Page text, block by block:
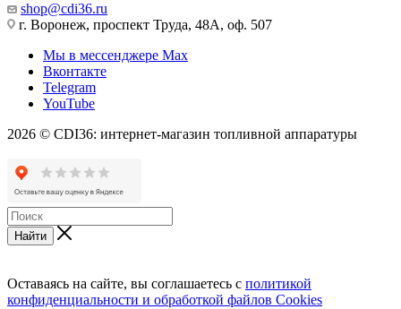
shop@cdi36.ru
г. Воронеж, проспект Труда, 48А, оф. 507
Мы в мессенджере Max
Вконтакте
Telegram
YouTube
2026 © CDI36: интернет-магазин топливной аппаратуры
Найти
Оставаясь на сайте, вы соглашаетесь с политикой
конфиденциальности и обработкой файлов Cookies